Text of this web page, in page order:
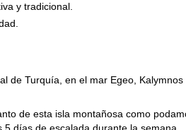
y tradicional.
de Turquía, en el mar Egeo,
de esta isla montañosa como